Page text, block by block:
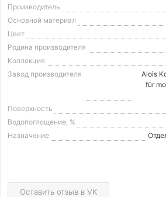
Производитель
Основной материал
Цвет
Родина производителя
Коллекция
Завод производителя
Alois
für
Поверхность
Водопоглощение, %
Назначение
Оставить отзыв в VK